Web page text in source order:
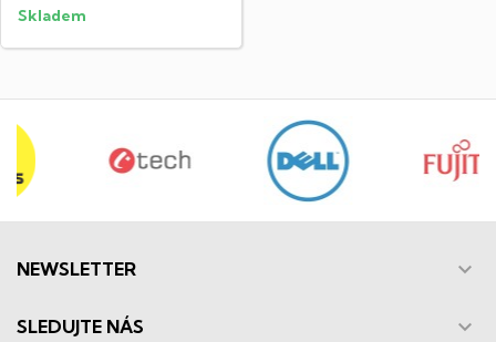
Skladem
NEWSLETTER 
SLEDUJTE NÁS 